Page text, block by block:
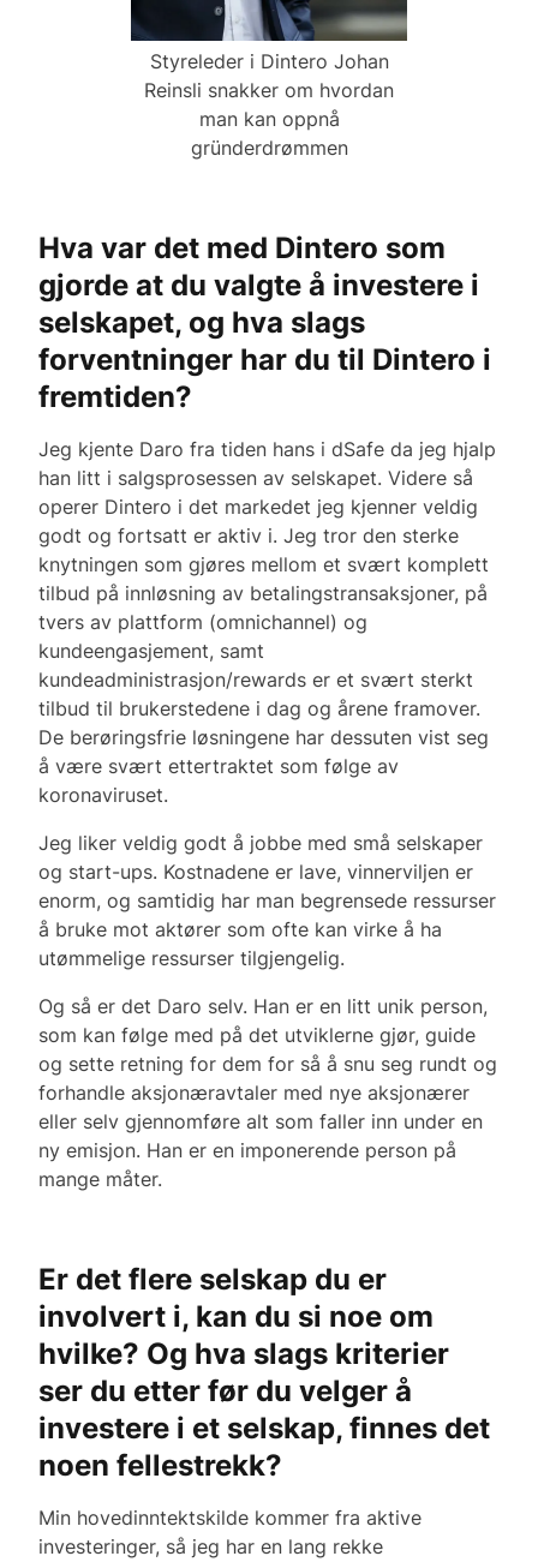
Styreleder i Dintero Johan
Reinsli snakker om hvordan
man kan oppnå
gründerdrømmen
Hva var det med Dintero som
gjorde at du valgte å investere i
selskapet, og hva slags
forventninger har du til Dintero i
fremtiden?
Jeg kjente Daro fra tiden hans i dSafe da jeg hjalp
han litt i salgsprosessen av selskapet. Videre så
operer Dintero i det markedet jeg kjenner veldig
godt og fortsatt er aktiv i. Jeg tror den sterke
knytningen som gjøres mellom et svært komplett
tilbud på innløsning av betalingstransaksjoner, på
tvers av plattform (omnichannel) og
kundeengasjement, samt
kundeadministrasjon/rewards er et svært sterkt
tilbud til brukerstedene i dag og årene framover.
De berøringsfrie løsningene har dessuten vist seg
å være svært ettertraktet som følge av
koronaviruset.
Jeg liker veldig godt å jobbe med små selskaper
og start-ups. Kostnadene er lave, vinnerviljen er
enorm, og samtidig har man begrensede ressurser
å bruke mot aktører som ofte kan virke å ha
utømmelige ressurser tilgjengelig.
Og så er det Daro selv. Han er en litt unik person,
som kan følge med på det utviklerne gjør, guide
og sette retning for dem for så å snu seg rundt og
forhandle aksjonæravtaler med nye aksjonærer
eller selv gjennomføre alt som faller inn under en
ny emisjon. Han er en imponerende person på
mange måter.
Er det flere selskap du er
involvert i, kan du si noe om
hvilke? Og hva slags kriterier
ser du etter før du velger å
investere i et selskap, finnes det
noen fellestrekk?
Min hovedinntektskilde kommer fra aktive
investeringer, så jeg har en lang rekke